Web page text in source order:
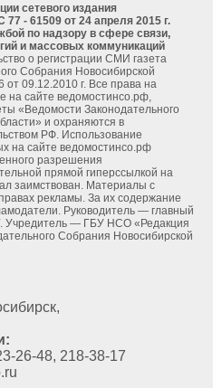
сетевого издания
- 61509 от 24 апреля 2015 г.
по надзору в сфере связи,
и массовых коммуникаций
о регистрации СМИ газета
Собрания Новосибирской
09.12.2010 г. Все права на
на сайте ведомостинсо.рф,
«Ведомости Законодательного
и охраняются в
РФ. Использование
на сайте ведомостинсо.рф
разрешения
прямой гиперссылкой на
заимствован. Материалы с
рекламы. За их содержание
Руководитель — главный
Учредитель — ГБУ НСО «Редакция
Собрания Новосибирской
26-48, 218-38-17